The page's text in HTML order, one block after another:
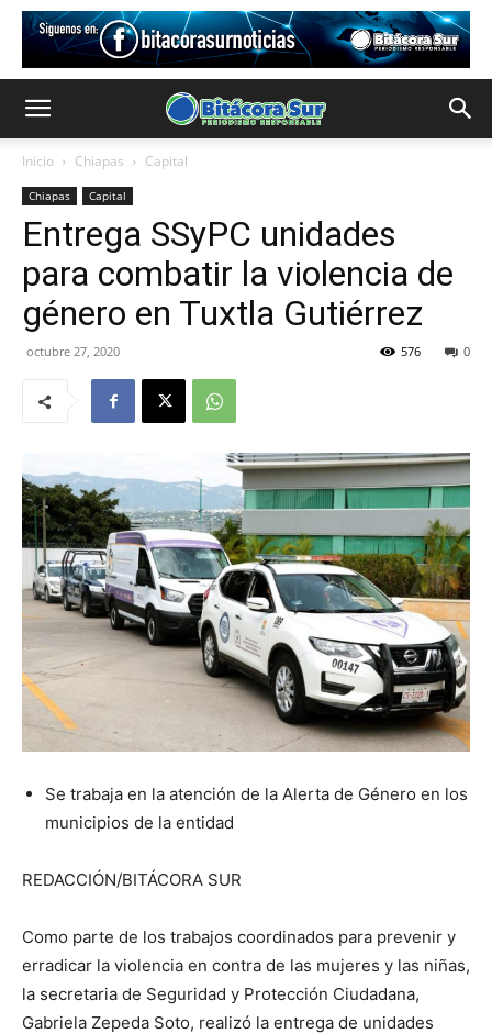
Inicio Chiapas Capital
Chiapas Capital
Entrega SSyPC unidades
para combatir la violencia de
género en Tuxtla Gutiérrez
octubre 27, 2020 0
576
Se trabaja en la atención de la Alerta de Género en los
municipios de la entidad
REDACCIÓN/BITÁCORA SUR
Como parte de los trabajos coordinados para prevenir y
erradicar la violencia en contra de las mujeres y las niñas,
la secretaria de Seguridad y Protección Ciudadana,
Gabriela Zepeda Soto, realizó la entrega de unidades